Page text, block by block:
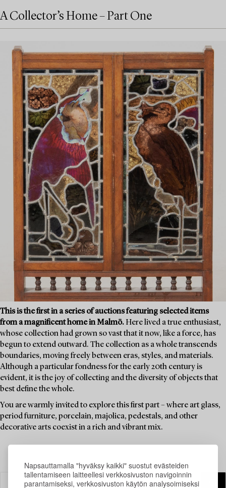
Napsauttamalla "hyväksy kaikki" suostut evästeiden
tallentamiseen laitteellesi verkkosivuston navigoinnin
parantamiseksi, verkkosivuston käytön analysoimiseksi
A Collector’s Home – Part One
This is the first in a series of auctions featuring selected items
from a magnificent home in Malmö. Here lived a true enthusiast,
whose collection had grown so vast that it now, like a force, has
begun to extend outward. The collection as a whole transcends
boundaries, moving freely between eras, styles, and materials.
Although a particular fondness for the early 20th century is
evident, it is the joy of collecting and the diversity of objects that
best define the whole.
You are warmly invited to explore this first part – where art glass,
period furniture, porcelain, majolica, pedestals, and other
decorative arts coexist in a rich and vibrant mix.